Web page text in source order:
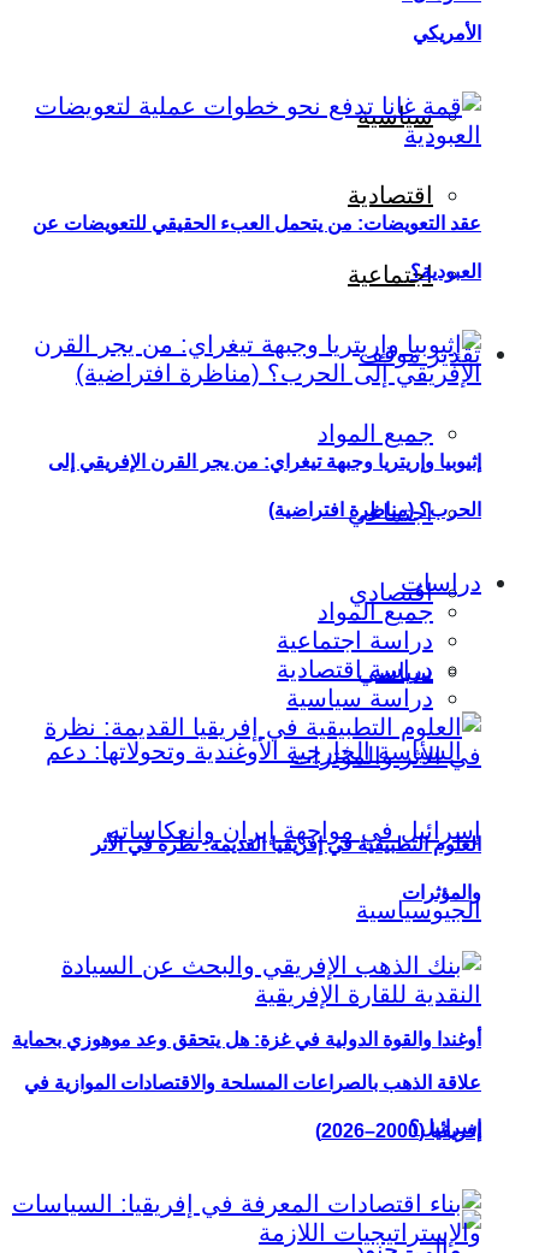
سياسية
اقتصادية
اجتماعية
تقدير موقف
جميع المواد
اجتماعي
اقتصادي
سياسي
أوغندا والقوة الدولية في غزة: هل يتحقق وعد موهوزي بحماية
إسرائيل؟
الأمريكي
عقد التعويضات: من يتحمل العبء الحقيقي للتعويضات عن
العبودية؟
إثيوبيا وإريتريا وجبهة تيغراي: من يجر القرن الإفريقي إلى
الحرب؟ (مناظرة افتراضية)
دراسات
جميع المواد
دراسة اجتماعية
دراسة اقتصادية
دراسة سياسية
العلوم التطبيقية في إفريقيا القديمة: نظرة في الأثر
والمؤثرات
علاقة الذهب بالصراعات المسلحة والاقتصادات الموازية في
إفريقيا (2000–2026)